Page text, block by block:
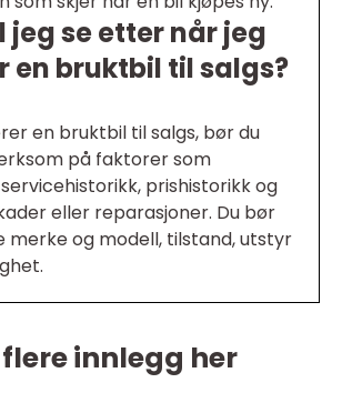
jeg se etter når jeg
en bruktbil til salgs?
en bruktbil til salgs, bør du
på faktorer som
prishistorikk og
eller reparasjoner. Du bør
merke og modell, tilstand, utstyr
flere innlegg her